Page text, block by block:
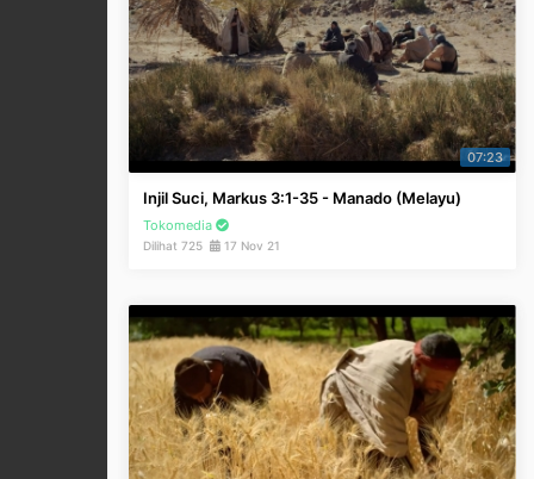
07:23
Injil Suci, Markus 3:1-35 - Manado (Melayu)
Tokomedia
Dilihat 725 17 Nov 21